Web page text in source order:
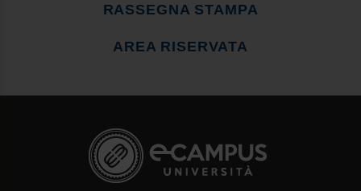
RASSEGNA STAMPA
AREA RISERVATA